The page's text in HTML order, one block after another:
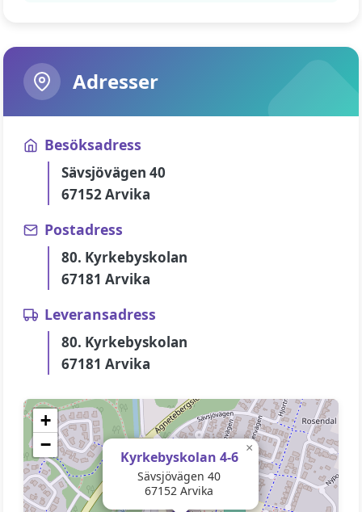
Adresser
Besöksadress
Sävsjövägen 40
67152 Arvika
Postadress
80. Kyrkebyskolan
67181 Arvika
Leveransadress
80. Kyrkebyskolan
67181 Arvika
Kyrkebyskolan 4-6
Sävsjövägen 40
67152 Arvika
×
+
−